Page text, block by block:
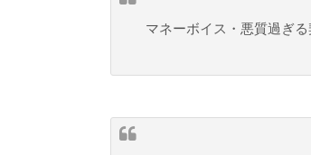
マネーボイス・悪質過ぎる